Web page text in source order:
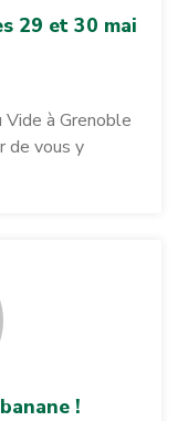
29 et 30 mai
à Grenoble
de vous y
!